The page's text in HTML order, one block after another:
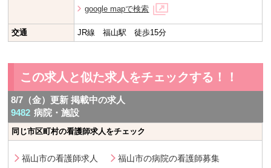
google mapで検索
交通 JR線 福山駅 徒歩15分
この求人と似た求人をチェックする！！
8/7（金）更新 掲載中の求人
9482 病院・施設
同じ市区町村の看護師求人をチェック
福山市の看護師求人 福山市の病院の看護師募集